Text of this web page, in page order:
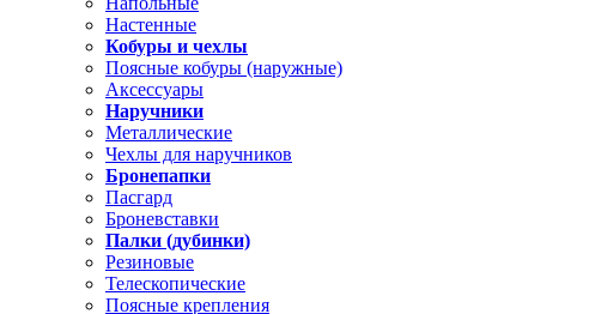
Настенные
Кобуры и чехлы
Поясные кобуры (наружные)
Аксессуары
Наручники
Металлические
Чехлы для наручников
Бронепапки
Пасгард
Броневставки
Палки (дубинки)
Резиновые
Телескопические
Поясные крепления